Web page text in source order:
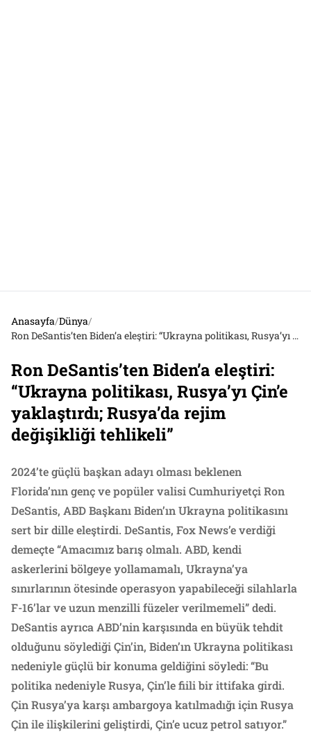
Anasayfa/Dünya/
Ron DeSantis’ten Biden’a eleştiri: “Ukrayna politikası, Rusya’yı Çin’e yaklaştırdı; Rusya’da rejim değişikliği tehlikeli”
Ron DeSantis’ten Biden’a eleştiri:
“Ukrayna politikası, Rusya’yı Çin’e
yaklaştırdı; Rusya’da rejim
değişikliği tehlikeli”
2024’te güçlü başkan adayı olması beklenen
Florida’nın genç ve popüler valisi Cumhuriyetçi Ron
DeSantis, ABD Başkanı Biden’ın Ukrayna politikasını
sert bir dille eleştirdi. DeSantis, Fox News’e verdiği
demeçte “Amacımız barış olmalı. ABD, kendi
askerlerini bölgeye yollamamalı, Ukrayna’ya
sınırlarının ötesinde operasyon yapabileceği silahlarla
F-16’lar ve uzun menzilli füzeler verilmemeli” dedi.
DeSantis ayrıca ABD’nin karşısında en büyük tehdit
olduğunu söylediği Çin’in, Biden’ın Ukrayna politikası
nedeniyle güçlü bir konuma geldiğini söyledi: “Bu
politika nedeniyle Rusya, Çin’le fiili bir ittifaka girdi.
Çin Rusya’ya karşı ambargoya katılmadığı için Rusya
Çin ile ilişkilerini geliştirdi, Çin’e ucuz petrol satıyor.”